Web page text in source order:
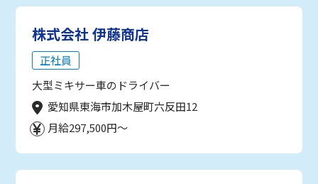
株式会社 伊藤商店
正社員
大型ミキサー車のドライバー
愛知県東海市加木屋町六反田12
月給297,500円～